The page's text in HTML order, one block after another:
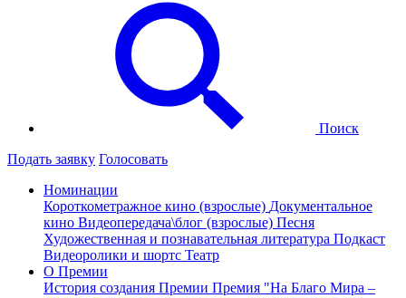
Поиск
Подать заявку Голосовать
Номинации
Короткометражное кино (взрослые) Документальное
кино Видеопередача\блог (взрослые) Песня
Художественная и познавательная литература Подкаст
Видеоролики и шортс Театр
О Премии
История создания Премии Премия "На Благо Мира –